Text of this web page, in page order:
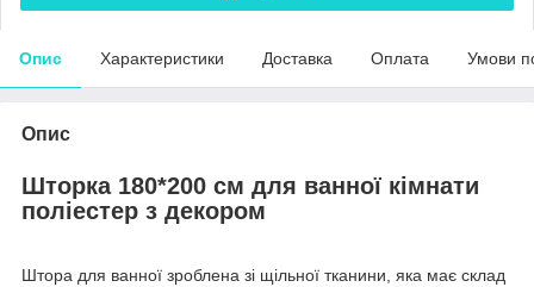
Опис Характеристики Доставка Оплата Умови
Опис
Шторка 180*200 см для ванної кімнати
поліестер з декором
Штора для ванної зроблена зі щільної тканини, яка має склад